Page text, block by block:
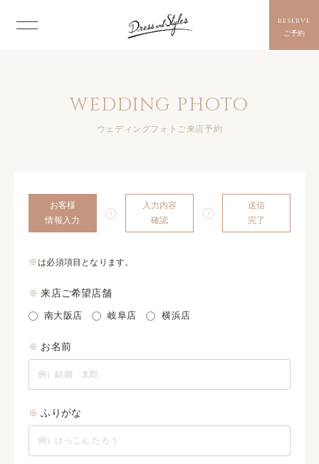
reserve
ご予約
WEDDING PHOTO
ウェディングフォトご来店予約
お客様
情報入力
入力内容
確認
送信
完了
※は必須項目となります。
※ 来店ご希望店舗
南大阪店 岐阜店 横浜店
※ お名前
※ ふりがな